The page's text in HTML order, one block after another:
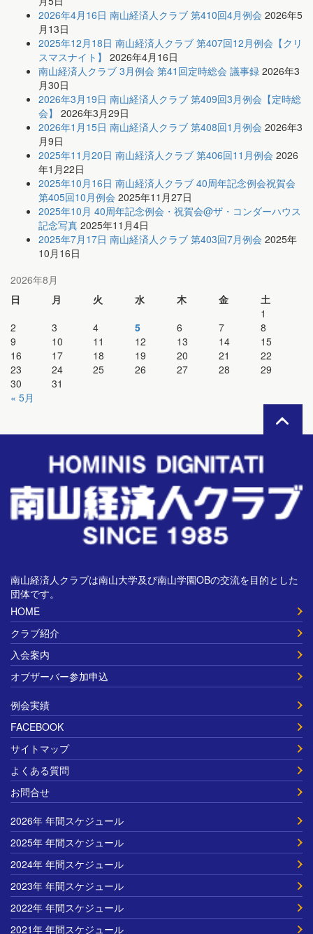
2026年4月16日 南山経済人クラブ 第410回4月例会 2026年5
月13日
2025年12月18日 南山経済人クラブ 第407回12月例会【クリ
スマスナイト】 2026年4月16日
南山経済人クラブ 3月例会 第41回定時総会 議事録 2026年3
月30日
2026年3月19日 南山経済人クラブ 第409回3月例会【定時総
会】 2026年3月29日
2026年1月15日 南山経済人クラブ 第408回1月例会 2026年3
月9日
2025年11月20日 南山経済人クラブ 第406回11月例会 2026
年1月22日
2025年10月16日 南山経済人クラブ 40周年記念例会祝賀会
第405回10月例会 2025年11月27日
2025年10月 40周年記念例会・祝賀会@ザ・コンダーハウス
記念写真 2025年11月4日
2025年7月17日 南山経済人クラブ 第403回7月例会 2025年
10月16日
2026年8月
日
月 火 水 木 金
土
1
2
3 4 5 6 7
8
9
10 11 12 13 14
15
16
17 18 19 20 21
22
23
24 25 26 27 28
29
30
31
« 5月
南山経済人クラブは南山大学及び南山学園OBの交流を目的とした
団体です。
HOME
クラブ紹介
入会案内
オブザーバー参加申込
例会実績
FACEBOOK
サイトマップ
よくある質問
お問合せ
2026年 年間スケジュール
2025年 年間スケジュール
2024年 年間スケジュール
2023年 年間スケジュール
2022年 年間スケジュール
2021年 年間スケジュール